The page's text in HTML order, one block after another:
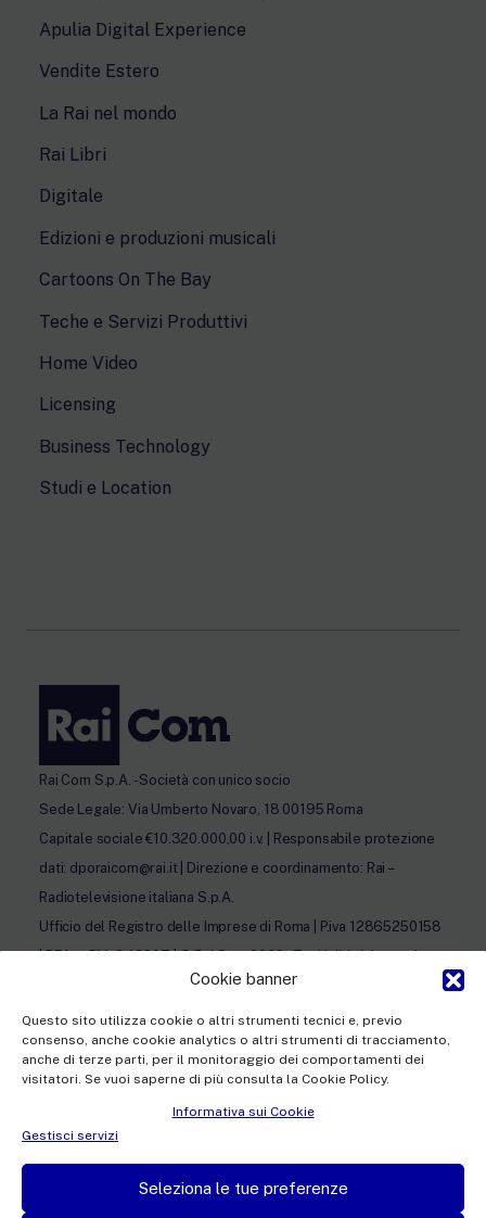
Cookie banner
Questo sito utilizza cookie o altri strumenti tecnici e, previo
consenso, anche cookie analytics o altri strumenti di tracciamento,
anche di terze parti, per il monitoraggio dei comportamenti dei
visitatori. Se vuoi saperne di più consulta la Cookie Policy.
Informativa sui Cookie
Gestisci servizi
Seleziona le tue preferenze
Apulia Digital Experience
Vendite Estero
La Rai nel mondo
Rai Libri
Digitale
Edizioni e produzioni musicali
Cartoons On The Bay
Teche e Servizi Produttivi
Home Video
Licensing
Business Technology
Studi e Location
Rai Com S.p.A. - Società con unico socio
Sede Legale: Via Umberto Novaro, 18 00195 Roma
Capitale sociale €10.320.000,00 i.v. | Responsabile protezione
dati: dporaicom@rai.it | Direzione e coordinamento: Rai –
Radiotelevisione italiana S.p.A.
Ufficio del Registro delle Imprese di Roma | P.iva 12865250158
| REA n. RM- 949207 | © Rai Com 2026 - Tutti i diritti riservati
Facebook Twitter Instagram Linkedin
Privacy Policy